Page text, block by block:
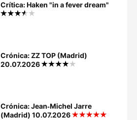
Crítica: Haken "in a fever dream"
Crónica: ZZ TOP (Madrid)
20.07.2026
Crónica: Jean‐Michel Jarre
(Madrid) 10.07.2026